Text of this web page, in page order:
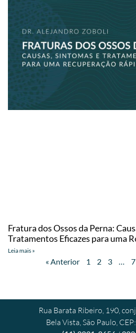
Fratura dos Ossos da Perna:
Tratamentos Eficazes para uma
Leia mais »
« Anterior 1 2 3 7
Rua Barata Ribeiro, 190,
Bela Vista, São Paulo,